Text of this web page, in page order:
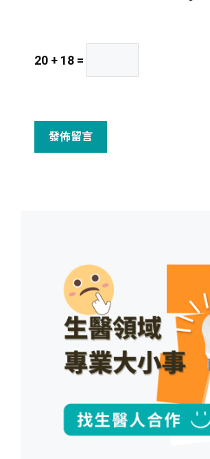
20 + 18 =